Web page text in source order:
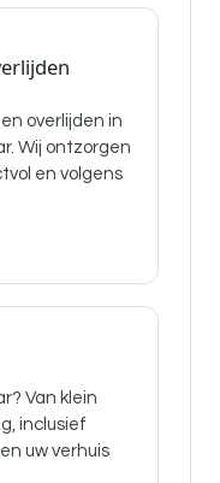
overlijden in
Wij ontzorgen
en volgens
Van klein
inclusief
uw verhuis